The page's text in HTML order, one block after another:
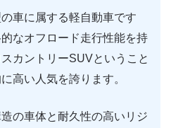
車に属する軽自動車です
なオフロード走行性能を持
カントリーSUVということ
高い人気を誇ります。
の車体と耐久性の高いリジ